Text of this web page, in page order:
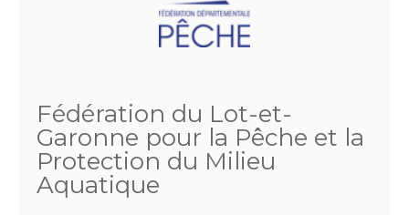
Fédération du Lot-et-
Garonne pour la Pêche et la
Protection du Milieu
Aquatique